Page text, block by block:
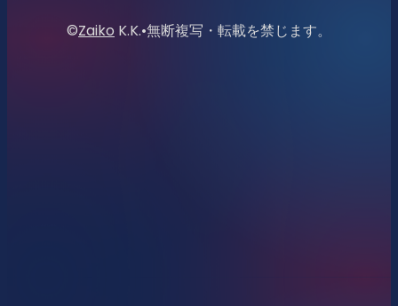
©Zaiko K.K.•無断複写・転載を禁じます。